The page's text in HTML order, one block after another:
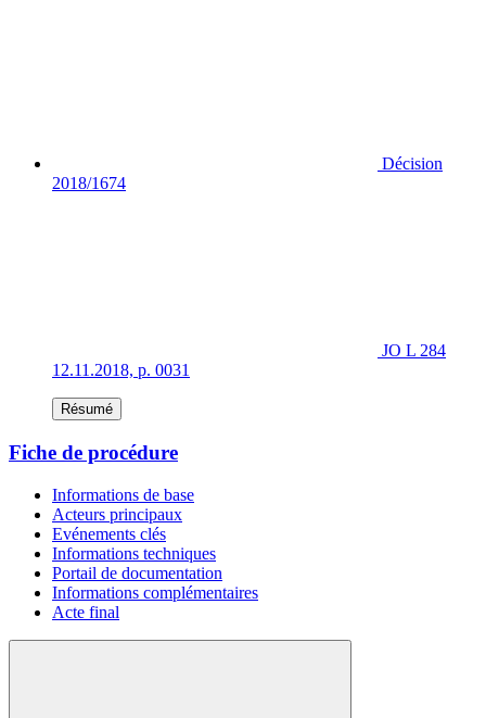
Décision
2018/1674
JO L 284
12.11.2018, p. 0031
Résumé
Fiche de procédure
Informations de base
Acteurs principaux
Evénements clés
Informations techniques
Portail de documentation
Informations complémentaires
Acte final